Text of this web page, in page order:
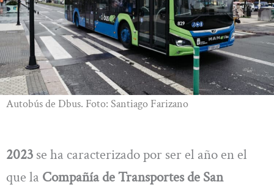
Autobús de Dbus. Foto: Santiago Farizano
2023 se ha caracterizado por ser el año en el
que la Compañía de Transportes de San